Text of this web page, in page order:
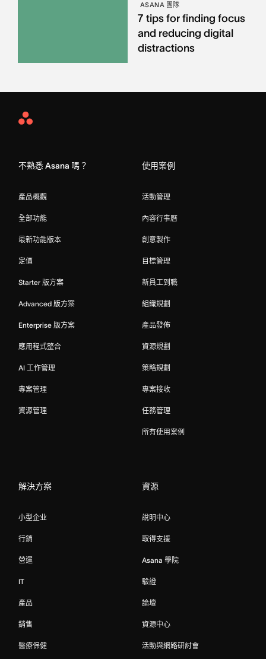
ASANA 團隊
7 tips for finding focus
and reducing digital
distractions
Asana
不熟悉 Asana 嗎？
產品概觀
全部功能
最新功能版本
定價
Starter 版方案
Advanced 版方案
Enterprise 版方案
應用程式整合
AI 工作管理
專案管理
資源管理
使用案例
活動管理
內容行事曆
創意製作
目標管理
新員工到職
組織規劃
產品發佈
資源規劃
策略規劃
專案接收
任務管理
所有使用案例
解決方案
小型企业
行銷
營運
IT
產品
銷售
醫療保健
資源
說明中心
取得支援
Asana 學院
驗證
論壇
資源中心
活動與網路研討會